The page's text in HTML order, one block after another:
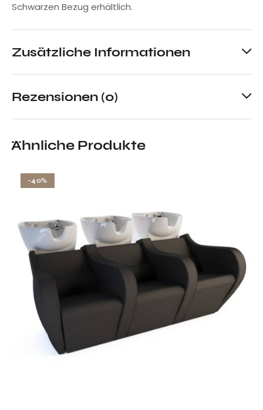
Schwarzen Bezug erhältlich.
Zusätzliche Informationen
Rezensionen (0)
Ähnliche Produkte
-40%